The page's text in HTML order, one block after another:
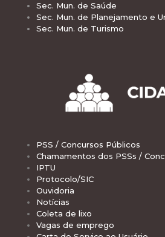
Sec. Mun. de Saúde
Sec. Mun. de Planejamento e
Sec. Mun. de Turismo
PSS / Concursos Públicos
Chamamentos dos PSSs /
IPTU
Protocolo/SIC
Ouvidoria
Notícias
Coleta de lixo
Vagas de emprego